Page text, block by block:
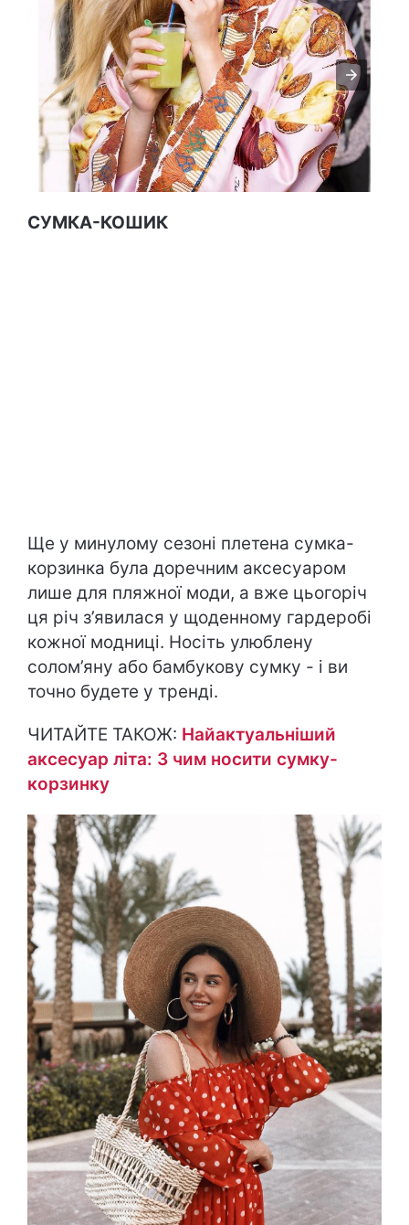
СУМКА-КОШИК
Ще у минулому сезоні плетена сумка-
корзинка була доречним аксесуаром
лише для пляжної моди, а вже цьогоріч
ця річ з’явилася у щоденному гардеробі
кожної модниці. Носіть улюблену
солом’яну або бамбукову сумку - і ви
точно будете у тренді.
ЧИТАЙТЕ ТАКОЖ: Найактуальніший
аксесуар літа: З чим носити сумку-
корзинку